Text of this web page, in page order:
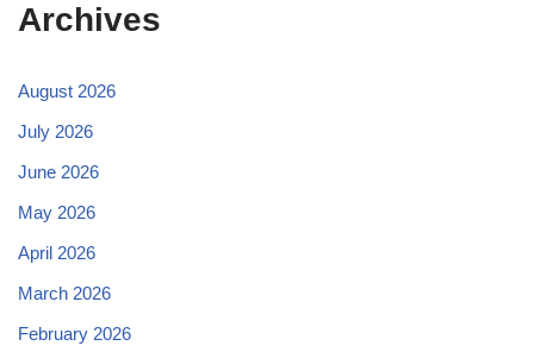
Archives
August 2026
July 2026
June 2026
May 2026
April 2026
March 2026
February 2026